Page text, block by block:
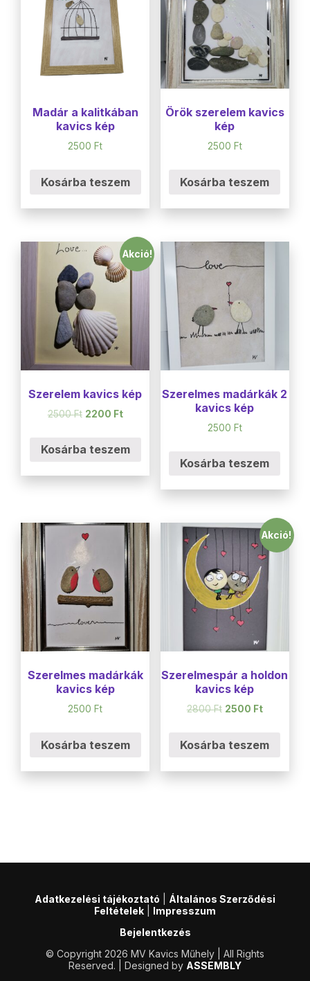
Madár a kalitkában
kavics kép
2500 Ft
Kosárba teszem
Örök szerelem kavics
kép
2500 Ft
Kosárba teszem
Akció!
Szerelem kavics kép
2500Ft 2200 Ft
Kosárba teszem
Szerelmes madárkák 2
kavics kép
2500 Ft
Kosárba teszem
Szerelmes madárkák
kavics kép
2500 Ft
Kosárba teszem
Akció!
Szerelmespár a holdon
kavics kép
2800Ft 2500 Ft
Kosárba teszem
Adatkezelési tájékoztató
Általános Szerződési
Feltételek
Impresszum
Bejelentkezés
© Copyright 2026 MV Kavics Műhely | All Rights
Reserved. | Designed by ASSEMBLY